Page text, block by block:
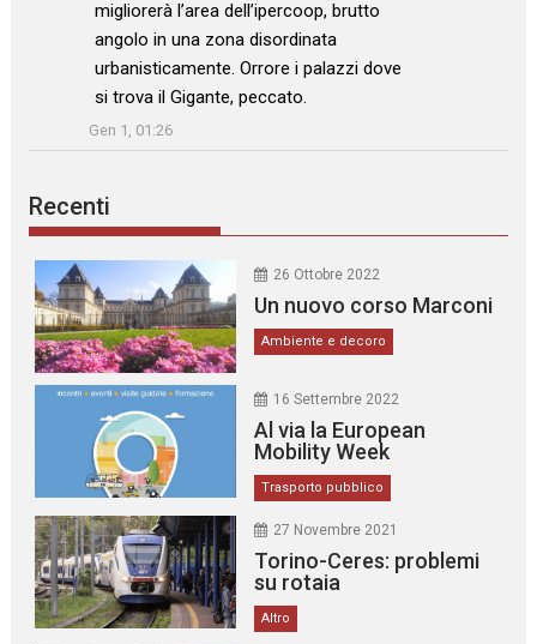
: “
migliorerà l’area dell’ipercoop, brutto
angolo in una zona disordinata
urbanisticamente. Orrore i palazzi dove
si trova il Gigante, peccato.
”
Gen 1, 01:26
Recenti
26 Ottobre 2022
Un nuovo corso Marconi
Ambiente e decoro
16 Settembre 2022
Al via la European
Mobility Week
Trasporto pubblico
27 Novembre 2021
Torino-Ceres: problemi
su rotaia
Altro